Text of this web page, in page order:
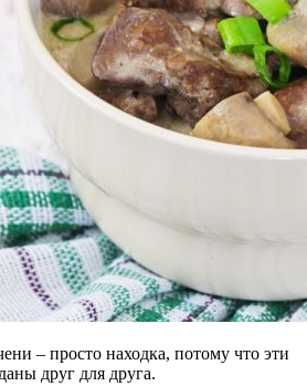
– просто находка, потому что эти
друг для друга.